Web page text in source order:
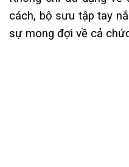
cách, bộ sưu tập tay
sự mong đợi về cả